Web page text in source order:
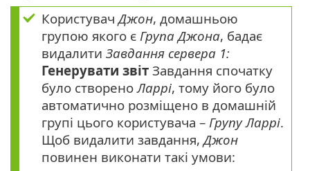
КористувачДжон, домашньою
групою якого є Група Джона, бадає
видалити Завдання сервера 1:
Генерувати звіт Завдання спочатку
було створеноЛаррі, тому його було
автоматично розміщено в домашній
групі цього користувача – Групу Ларрі.
Щоб видалити завдання,Джон
повинен виконати такі умови: